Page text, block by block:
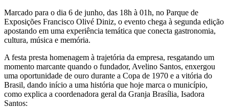
Marcado para o dia 6 de junho, das 18h à 01h, no Parque de
Exposições Francisco Olivé Diniz, o evento chega à segunda edição
apostando em uma experiência temática que conecta gastronomia,
cultura, música e memória.
A festa presta homenagem à trajetória da empresa, resgatando um
momento marcante quando o fundador, Avelino Santos, enxergou
uma oportunidade de ouro durante a Copa de 1970 e a vitória do
Brasil, dando início a uma história que hoje marca o município,
como explica a coordenadora geral da Granja Brasília, Isadora
Santos: